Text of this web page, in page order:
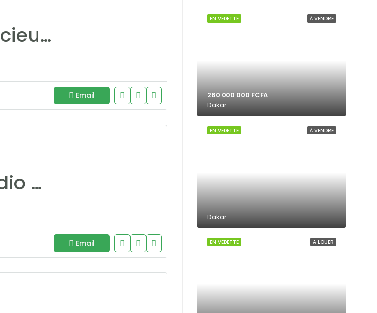
À louer : Spacieux appartement F3 de 210 m² aux Almadies – Route du King Fahd
Email
Location studio meublé moderne au Virage avec terrasse – confort et sécurité
Email
À VENDRE
EN VEDETTE
260 000 000 FCFA
Dakar
À VENDRE
EN VEDETTE
Dakar
A LOUER
EN VEDETTE